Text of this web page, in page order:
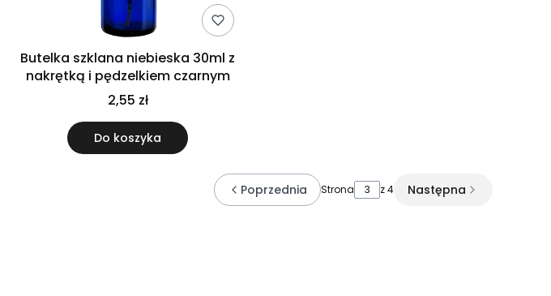
Butelka szklana niebieska 30ml z
nakrętką i pędzelkiem czarnym
2,55 zł
Do koszyka
Poprzednia Strona z 4 Następna